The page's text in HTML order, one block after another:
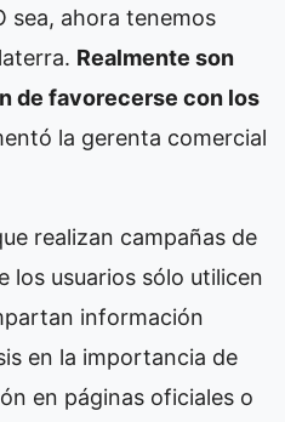
sea, ahora tenemos
Realmente son
de favorecerse con los
la gerenta comercial
realizan campañas de
los usuarios sólo utilicen
información
en la importancia de
en páginas oficiales o